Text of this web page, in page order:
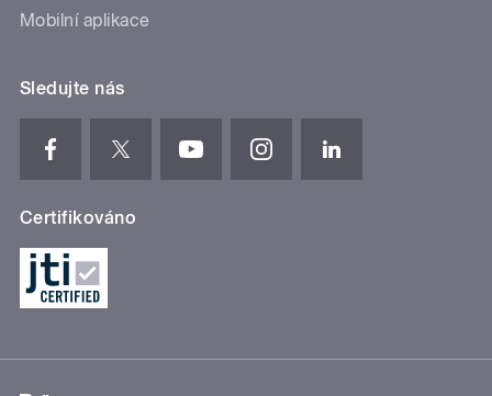
Mobilní aplikace
Sledujte nás
Certifikováno